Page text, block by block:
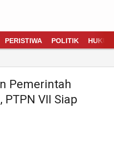
PERISTIWA POLITIK HUKUM
Pemerintah
VII Siap